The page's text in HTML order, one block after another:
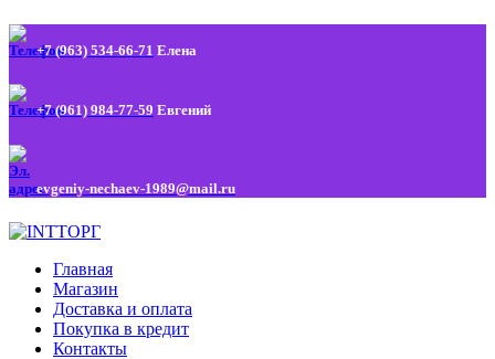
+7 (963) 534-66-71 Елена
+7 (961) 984-77-59 Евгений
evgeniy-nechaev-1989@mail.ru
Главная
Магазин
Доставка и оплата
Покупка в кредит
Контакты